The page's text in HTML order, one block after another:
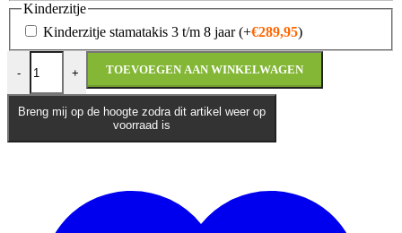
Kinderzitje
Kinderzitje stamatakis 3 t/m 8 jaar(+€289,95)
-
Kymco Agility FR Lang E5+ aantal
+ TOEVOEGEN AAN WINKELWAGEN
Breng mij op de hoogte zodra dit artikel weer op
voorraad is